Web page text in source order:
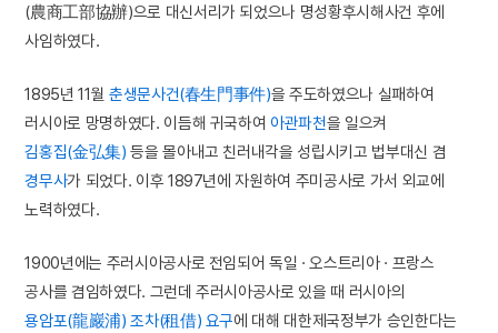
(農商工部協辦)으로 대신서리가 되었으나 명성황후시해사건 후에
사임하였다.
1895년 11월 춘생문사건(春生門事件)을 주도하였으나 실패하여
러시아로 망명하였다. 이듬해 귀국하여 아관파천을 일으켜
김홍집(金弘集) 등을 몰아내고 친러내각을 성립시키고 법부대신 겸
경무사가 되었다. 이후 1897년에 자원하여 주미공사로 가서 외교에
노력하였다.
1900년에는 주러시아공사로 전임되어 독일 · 오스트리아 · 프랑스
공사를 겸임하였다. 그런데 주러시아공사로 있을 때 러시아의
용암포(龍巖浦) 조차(租借) 요구에 대해 대한제국정부가 승인한다는